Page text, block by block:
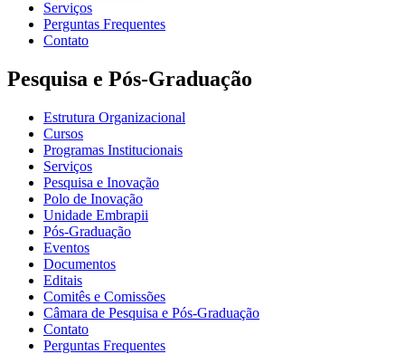
Serviços
Perguntas Frequentes
Contato
Pesquisa e Pós-Graduação
Estrutura Organizacional
Cursos
Programas Institucionais
Serviços
Pesquisa e Inovação
Polo de Inovação
Unidade Embrapii
Pós-Graduação
Eventos
Documentos
Editais
Comitês e Comissões
Câmara de Pesquisa e Pós-Graduação
Contato
Perguntas Frequentes